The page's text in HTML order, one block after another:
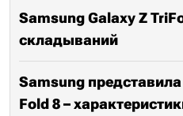
Samsung Galaxy Z
складываний
Samsung
Fold 8 –